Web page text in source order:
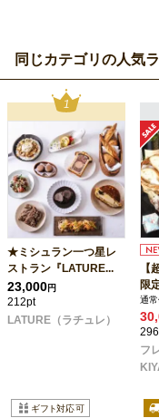
同じカテゴリの人気
★ミシュラン一つ星レ
ストラン『LATURE...
23,000円
212pt
LATURE（ラチュレ）
【
限
通
フ